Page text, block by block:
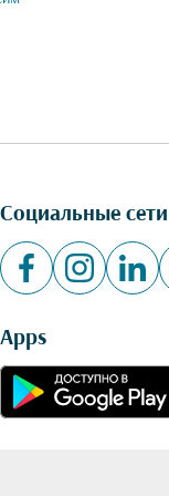
Социальные сети
Apps